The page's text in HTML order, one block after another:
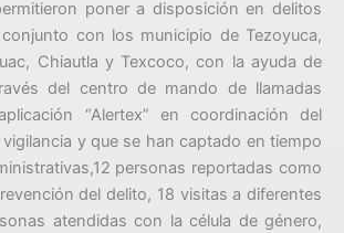
poner a disposición en delitos
con los municipio de Tezoyuca,
Chiautla y Texcoco, con la ayuda de
del centro de mando de llamadas
“Alertex” en coordinación del
y que se han captado en tiempo
personas reportadas como
del delito, 18 visitas a diferentes
atendidas con la célula de género,